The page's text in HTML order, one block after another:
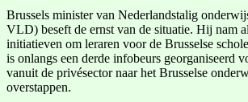
Brussels minister van Nederlandstalig
VLD) beseft de ernst van de situatie. Hij nam
initiatieven om leraren voor de Brusselse
is onlangs een derde infobeurs georganiseerd
vanuit de privésector naar het Brusselse
overstappen.